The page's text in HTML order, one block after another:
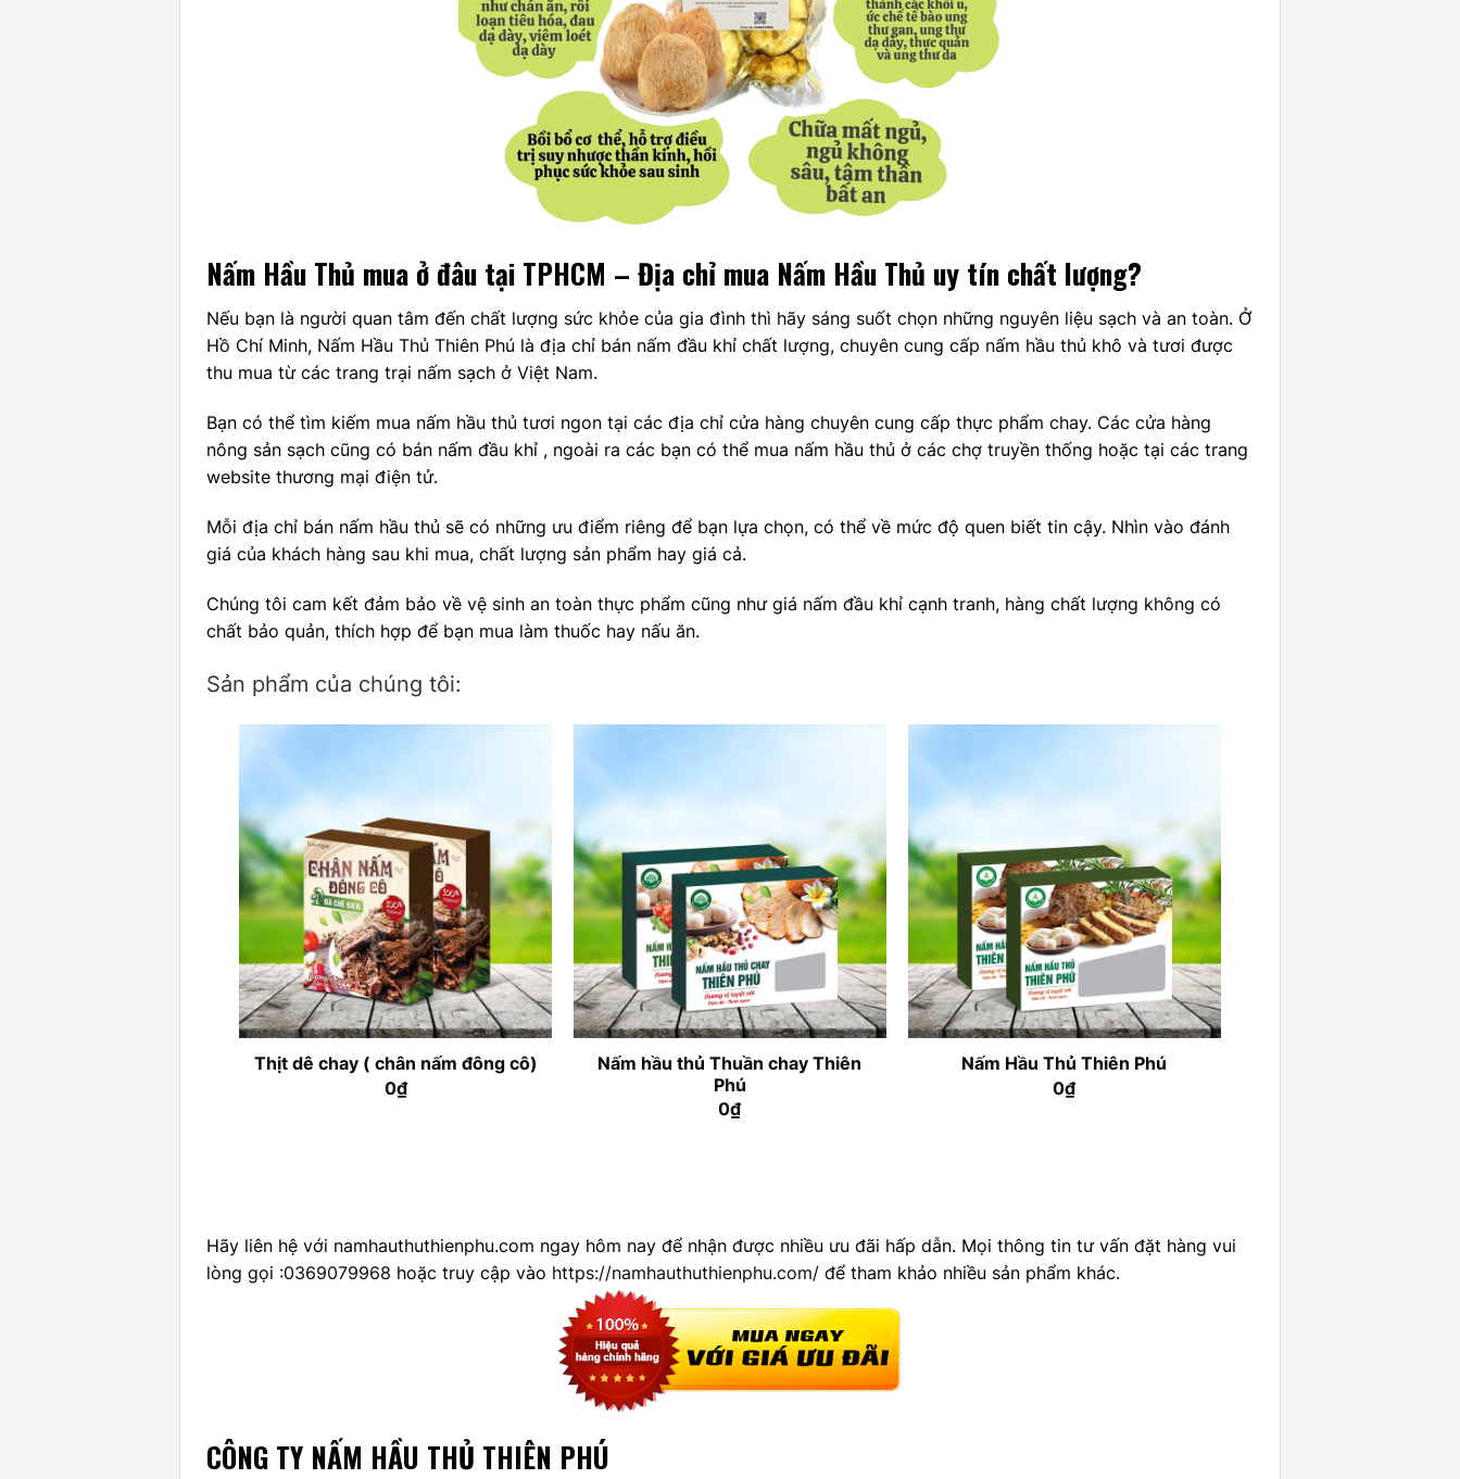
Nấm Hầu Thủ mua ở đâu tại TPHCM – Địa chỉ mua Nấm Hầu Thủ uy tín chất lượng?
Nếu bạn là người quan tâm đến chất lượng sức khỏe của gia đình thì hãy sáng suốt chọn những nguyên liệu sạch và an toàn. Ở
Hồ Chí Minh, Nấm Hầu Thủ Thiên Phú là địa chỉ bán nấm đầu khỉ chất lượng, chuyên cung cấp nấm hầu thủ khô và tươi được
thu mua từ các trang trại nấm sạch ở Việt Nam.
Bạn có thể tìm kiếm mua nấm hầu thủ tươi ngon tại các địa chỉ cửa hàng chuyên cung cấp thực phẩm chay. Các cửa hàng
nông sản sạch cũng có bán nấm đầu khỉ , ngoài ra các bạn có thể mua nấm hầu thủ ở các chợ truyền thống hoặc tại các trang
website thương mại điện tử.
Mỗi địa chỉ bán nấm hầu thủ sẽ có những ưu điểm riêng để bạn lựa chọn, có thể về mức độ quen biết tin cậy. Nhìn vào đánh
giá của khách hàng sau khi mua, chất lượng sản phẩm hay giá cả.
Chúng tôi cam kết đảm bảo về vệ sinh an toàn thực phẩm cũng như giá nấm đầu khỉ cạnh tranh, hàng chất lượng không có
chất bảo quản, thích hợp để bạn mua làm thuốc hay nấu ăn.
Sản phẩm của chúng tôi:
Add to
wishlist
Thịt dê chay ( chân nấm đông cô)
0₫
Add to
wishlist
Nấm hầu thủ Thuần chay Thiên
Phú
0₫
Add to
wishlist
Nấm Hầu Thủ Thiên Phú
0₫
Hãy liên hệ với namhauthuthienphu.com ngay hôm nay để nhận được nhiều ưu đãi hấp dẫn. Mọi thông tin tư vấn đặt hàng vui
lòng gọi :0369079968 hoặc truy cập vào https://namhauthuthienphu.com/ để tham khảo nhiều sản phẩm khác.
CÔNG TY NẤM HẦU THỦ THIÊN PHÚ